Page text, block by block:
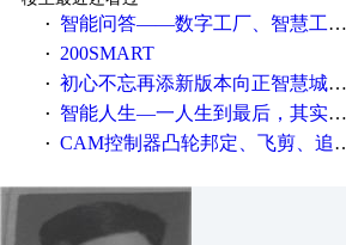
·
智能问答——数字工厂、智慧工厂和智能制造三者的区别是什么？
· 200SMART
· 初心不忘再添新版本向正智慧城市云展厅3.0版亮相
· 智能人生—一人生到最后，其实拼的都是人品
· CAM控制器凸轮邦定、飞剪、追剪等C功能块